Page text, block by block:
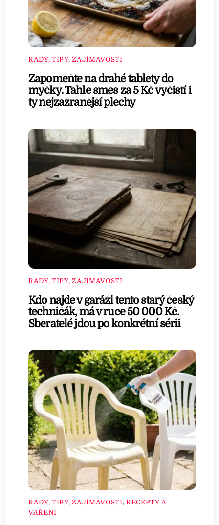
RADY, TIPY, ZAJÍMAVOSTI
Zapomeňte na drahé tablety do
myčky. Tahle směs za 5 Kč vyčistí i
ty nejzažranější plechy
RADY, TIPY, ZAJÍMAVOSTI
Kdo najde v garáži tento starý český
techničák, má v ruce 50 000 Kč.
Sběratelé jdou po konkrétní sérii
RADY, TIPY, ZAJÍMAVOSTI, RECEPTY A
VAŘENÍ